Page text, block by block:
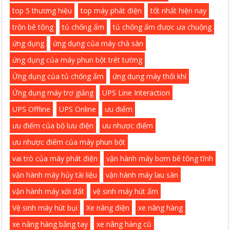
top 5 thương hiệu
top máy phát điện
tốt nhất hiện nay
trộn bê tông
tủ chống ẩm
tủ chống ẩm được ưa chuộng
ứng dụng
ứng dụng của máy chà sàn
ứng dụng của máy phun bột trét tường
Ứng dụng của tủ chống ẩm
ứng dụng máy thổi khí
Ứng dụng máy trợ giảng
UPS Line Interaction
UPS Offline
UPS Online
ưu điểm
ưu điểm của bộ lưu điện
ưu nhược điểm
ưu nhược điểm của máy phun bột
vai trò của máy phát điện
vận hành máy bơm bê tông tĩnh
vận hành máy hủy tài liệu
vận hành máy lau sàn
vận hành máy xới đất
vệ sinh máy hút ẩm
Vệ sinh máy hút bụi
Xe nâng điện
xe nâng hàng
xe nâng hàng bằng tay
xe nâng hàng cũ